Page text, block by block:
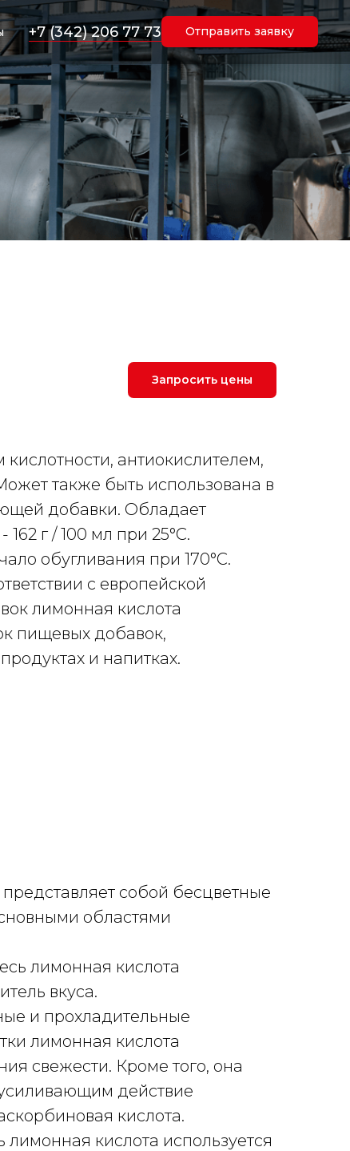
+7 (342) 206 77 73 Отправить заявку
Запросить цены
антиокислителем,
также быть использована в
добавки. Обладает
г / 100 мл при 25°С.
обугливания при 170°С.
с европейской
лимонная кислота
пищевых добавок,
и напитках.
собой бесцветные
областями
лимонная кислота
вкуса.
и прохладительные
лимонная кислота
свежести. Кроме того, она
усиливающим действие
кислота.
лимонная кислота используется